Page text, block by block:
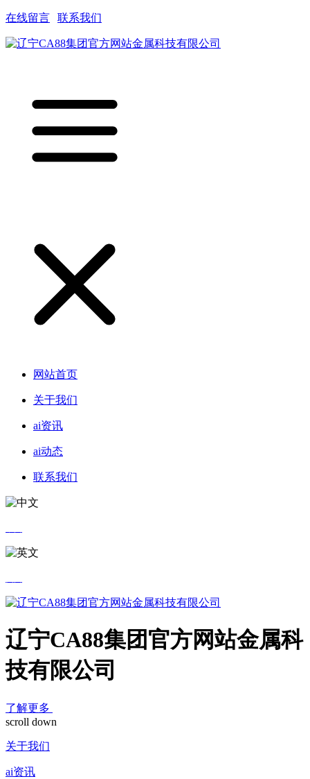
在线留言 联系我们
网站首页
关于我们
ai资讯
ai动态
联系我们
辽宁CA88集团官方网站金属科
技有限公司
了解更多
scroll down
关于我们
ai资讯